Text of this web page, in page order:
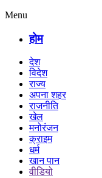
Menu
होम
देश
विदेश
राज्य
अपना शहर
राजनीति
खेल
मनोरंजन
क्राइम
धर्म
खान पान
वीडियो